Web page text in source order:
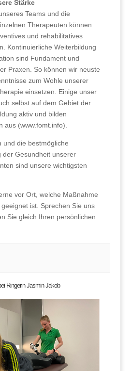
Stärke
Teams und die
Therapeuten können
und rehabilitatives
Kontinuierliche Weiterbildung
sind Fundament und
Praxen. So können wir neuste
zum Wohle unserer
einsetzen. Einige unser
selbst auf dem Gebiet der
aktiv und bilden
aus (www.fomt.info).
und die bestmögliche
der Gesundheit unserer
sind unsere wichtigsten
vor Ort, welche Maßnahme
ist. Sprechen Sie uns
Sie gleich Ihren persönlichen
Ringerin Jasmin Jakob